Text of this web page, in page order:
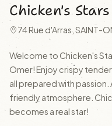
Chicken's Stars
74 Rue d'Arras, SAINT-
Welcome to Chicken's
Omer! Enjoy crispy
all prepared with passion.
friendly atmosphere.
becomes a real star!